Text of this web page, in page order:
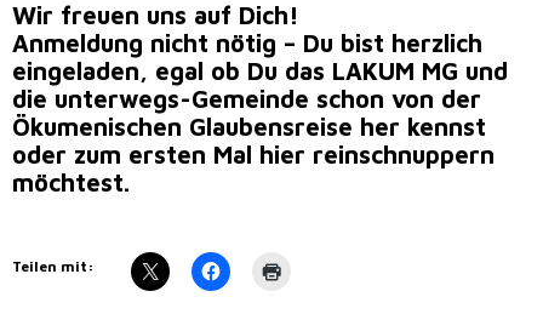
Wir freuen uns auf Dich!
Anmeldung nicht nötig – Du bist herzlich
eingeladen, egal ob Du das LAKUM MG und
die unterwegs-Gemeinde schon von der
Ökumenischen Glaubensreise her kennst
oder zum ersten Mal hier reinschnuppern
möchtest.
Teilen mit: